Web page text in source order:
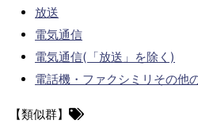
放送
電気通信
電気通信(「放送」を除く)
電話機・ファクシミリその他
【類似群】